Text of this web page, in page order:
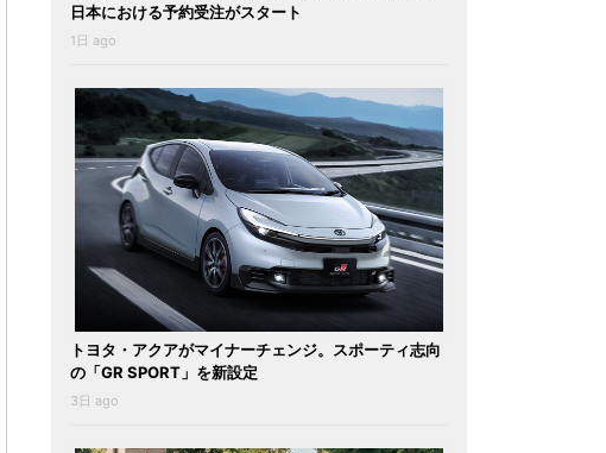
日本における予約受注がスタート
1日 ago
トヨタ・アクアがマイナーチェンジ。スポーティ志向
の「GR SPORT」を新設定
3日 ago